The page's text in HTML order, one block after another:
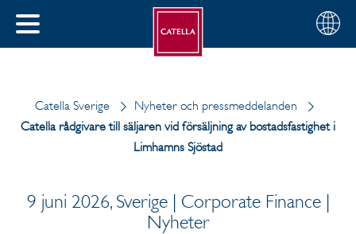
STÄNG
Välj
din
Svenska
Catella Sverige
Nyheter och pressmeddelanden
Catella rådgivare till säljaren vid försäljning av bostadsfastighet i
Limhamns Sjöstad
9 juni 2026, Sverige | Corporate Finance |
Nyheter